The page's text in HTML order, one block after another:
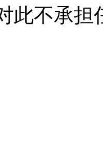
此不承担